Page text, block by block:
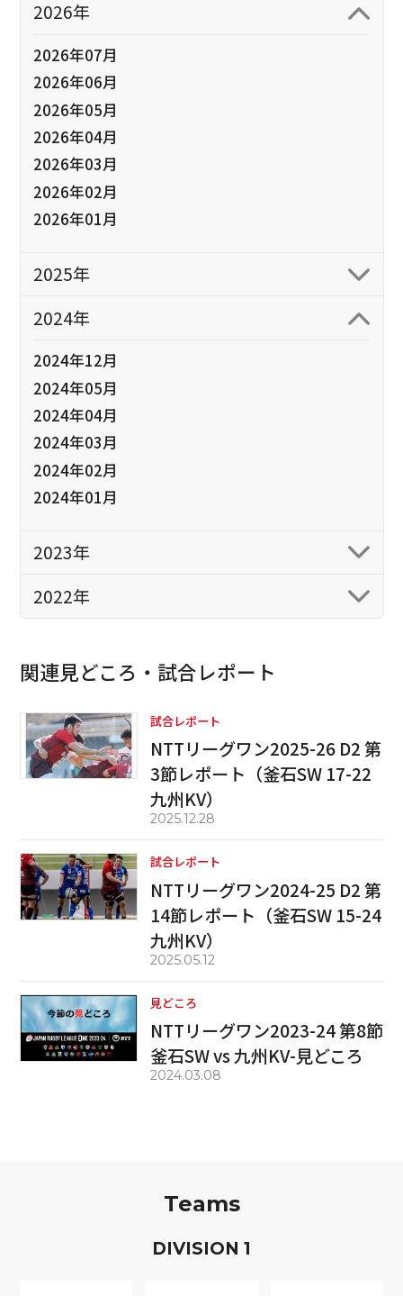
2026年
2026年07月
2026年06月
2026年05月
2026年04月
2026年03月
2026年02月
2026年01月
2025年
2024年
2024年12月
2024年05月
2024年04月
2024年03月
2024年02月
2024年01月
2023年
2022年
関連見どころ・試合レポート
試合レポート
NTTリーグワン2025-26 D2 第
3節レポート（釜石SW 17-22
九州KV）
2025.12.28
試合レポート
NTTリーグワン2024-25 D2 第
14節レポート（釜石SW 15-24
九州KV）
2025.05.12
見どころ
NTTリーグワン2023-24 第8節
釜石SW vs 九州KV-見どころ
2024.03.08
Teams
DIVISION 1